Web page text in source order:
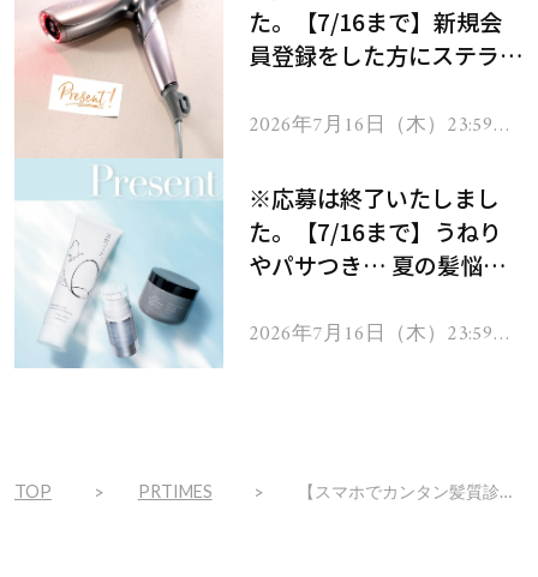
た。【7/16まで】新規会
員登録をした方にステラボ
ヘアドライヤー ジュエル
2026年7月16日（木）23:59ま
※応募は終了いたしまし
た。【7/16まで】うねり
やパサつき… 夏の髪悩み
ムを13名様にプレゼン
2026年7月16日（木）23:59ま
TOP PRTIMES 【スマホでカンタン髪質診断！】一人ひとりの髪質・ダメージに合わせて最適な温度で乾かせる高機能ドライヤーが新発売！